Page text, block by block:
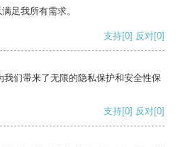
足我所有需求。
支持[0] 反对[0]
们带来了无限的隐私保护和安全性保
支持[0] 反对[0]